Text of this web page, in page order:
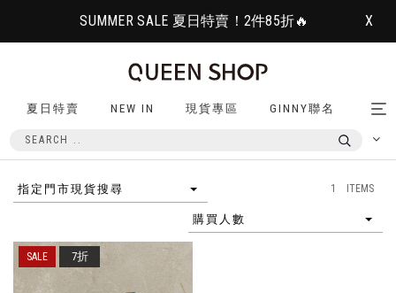
SUMMER SALE 夏日特賣！2件85折🔥 X
夏日特賣 NEW IN 現貨專區 GINNY聯名
指定門市現貨搜尋 1 ITEMS
購買人數
7折